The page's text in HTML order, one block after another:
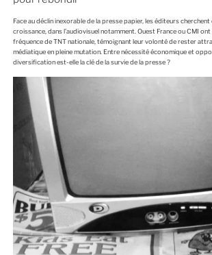
L
E
Face au déclin inexorable de la presse papier, les éditeurs cherchent
croissance, dans l’audiovisuel notamment. Ouest France ou CMI
fréquence de TNT nationale, témoignant leur volonté de rester
médiatique en pleine mutation. Entre nécessité économique et
diversification est-elle la clé de la survie de la presse ?